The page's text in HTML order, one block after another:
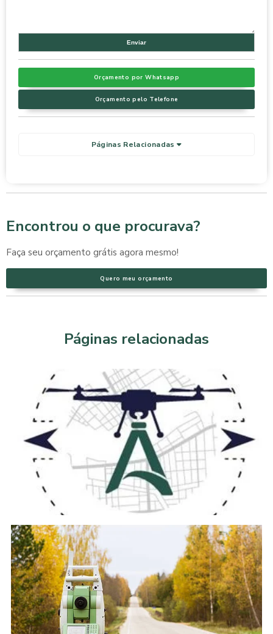
Orçamento por Whatsapp
Orçamento pelo Telefone
Páginas Relacionadas
Encontrou o que procurava?
Faça seu orçamento grátis agora mesmo!
Quero meu orçamento
Páginas relacionadas